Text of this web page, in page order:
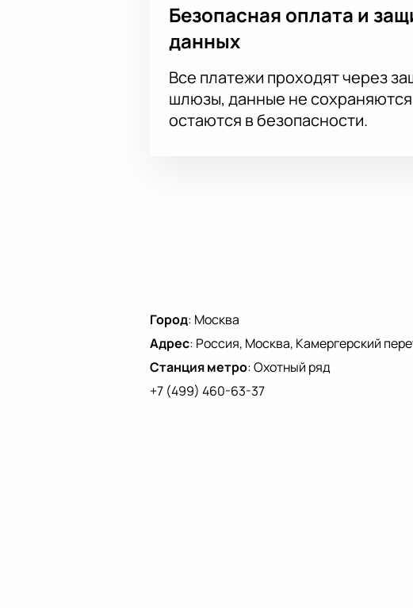
Безопасная оплата и
данных
Все платежи проходят через
шлюзы, данные не
остаются в безопасности.
Город: Москва
Адрес: Россия, Москва, Камергерский
Станция метро:Охотный ряд
+7 (499) 460-63-37